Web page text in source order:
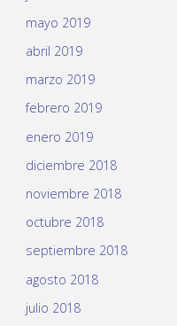
mayo 2019
abril 2019
marzo 2019
febrero 2019
enero 2019
diciembre 2018
noviembre 2018
octubre 2018
septiembre 2018
agosto 2018
julio 2018